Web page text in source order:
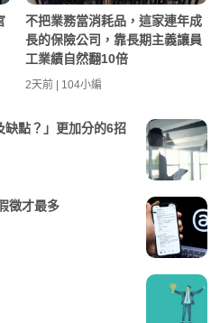
不把業務當消耗品，這家連年成
長的保險公司，靠長期主義讓員
工業績自然翻10倍
2天前 | 104小編
缺點？」更加分的6招
徵才最多